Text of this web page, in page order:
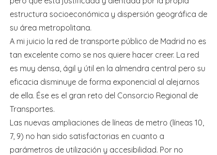
estructura socioeconómica y dispersión geográfica de
su área metropolitana.
A mi juicio la red de transporte público de Madrid no es
tan excelente como se nos quiere hacer creer. La red
es muy densa, ágil y útil en la almendra central pero su
eficacia disminuye de forma exponencial al alejarnos
de ella. Ése es el gran reto del Consorcio Regional de
Transportes.
Las nuevas ampliaciones de líneas de metro (líneas 10,
7, 9) no han sido satisfactorias en cuanto a
parámetros de utilización y accesibilidad. Por no